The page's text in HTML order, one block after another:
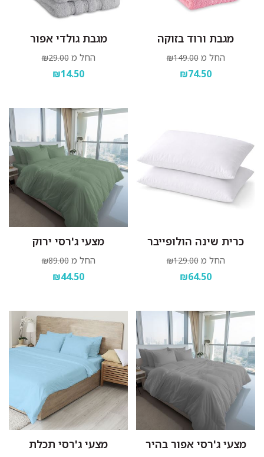
מגבת ורוד בזוקה
החל מ ₪149.00
₪74.50
מגבת גולדי אפור
החל מ ₪29.00
₪14.50
כרית שינה הולופייבר
החל מ ₪129.00
₪64.50
מצעי ג'רסי ירוק
החל מ ₪89.00
₪44.50
מצעי ג'רסי אפור בהיר מצעי ג'רסי תכלת